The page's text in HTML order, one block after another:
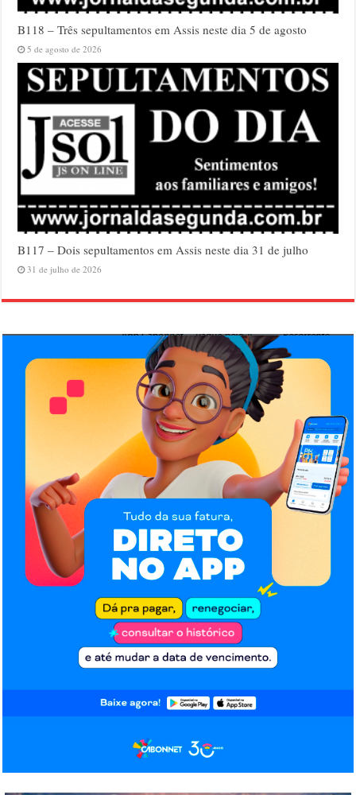
B118 – Três sepultamentos em Assis neste dia 5 de agosto
5 de agosto de 2026
B117 – Dois sepultamentos em Assis neste dia 31 de julho
31 de julho de 2026